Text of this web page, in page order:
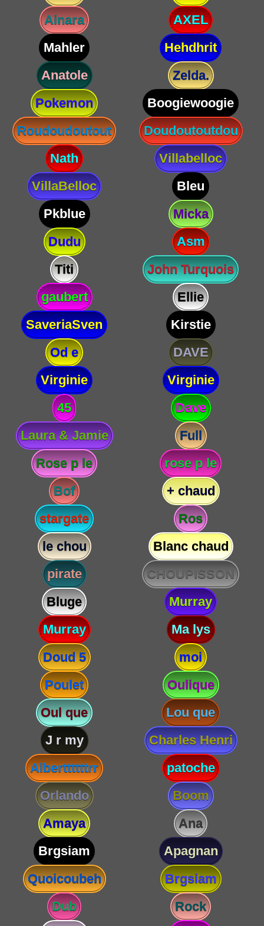
Ainara
AXEL
Mahler
Hehdhrit
Anatole
Zelda.
Pokemon
Boogiewoogie
Roudoudoutout
Doudoutoutdou
Nath
Villabelloc
VillaBelloc
Bleu
Pkblue
Micka
Dudu
Asm
Titi
John Turquois
gaubert
Ellie
SaveriaSven
Kirstie
Od e
DAVE
Virginie
Virginie
45
Dave
Laura & Jamie
Full
Rose p le
rose p le
Bof
+ chaud
stargate
Ros
le chou
Blanc chaud
pirate
CHOUPISSON
Bluge
Murray
Murray
Ma lys
Doud 5
moi
Poulet
Oulique
Oul que
Lou que
J r my
Charles Henri
Alberttttttrr
patoche
Orlando
Boom
Amaya
Ana
Brgsiam
Apagnan
Quoicoubeh
Brgsiam
Dub
Rock